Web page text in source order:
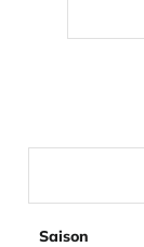
Saison